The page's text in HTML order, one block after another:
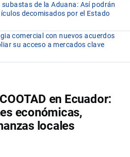
de la Aduana: Así podrán
decomisados por el Estado
comercial con nuevos acuerdos
su acceso a mercados clave
en Ecuador:
económicas,
locales